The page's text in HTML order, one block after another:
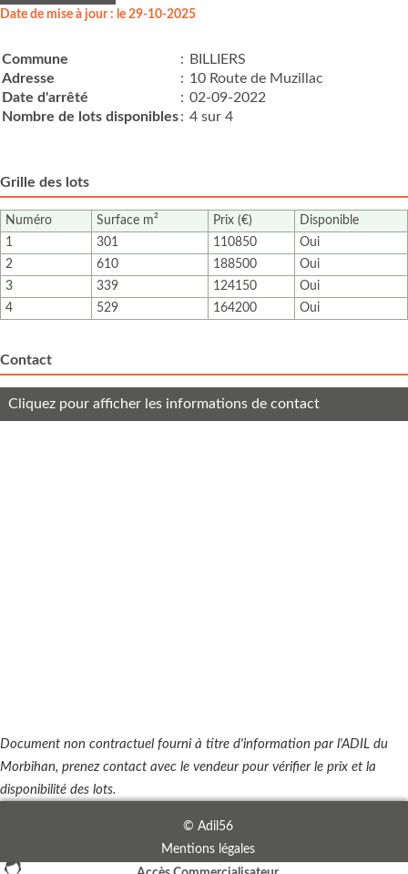
Date de mise à jour : le 29-10-2025
Commune :
BILLIERS
Adresse
: 10 Route de Muzillac
Date d'arrêté
: 02-09-2022
Nombre de lots disponibles: 4 sur 4
Grille des lots
Numéro Surface m² Prix (€)
Disponible
1
301 110850
Oui
2
610 188500
Oui
3
339 124150
Oui
4
529 164200 Oui
Contact
Cliquez pour afficher les informations de contact
Document non contractuel fourni à titre d'information par l'ADIL du
Morbihan, prenez contact avec le vendeur pour vérifier le prix et la
disponibilité des lots.
© Adil56
Mentions légales